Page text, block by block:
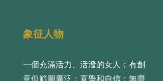
象征人物
一個充滿活力、活潑的女人；有創
意但範圍廣泛；直覺和自信；無盡